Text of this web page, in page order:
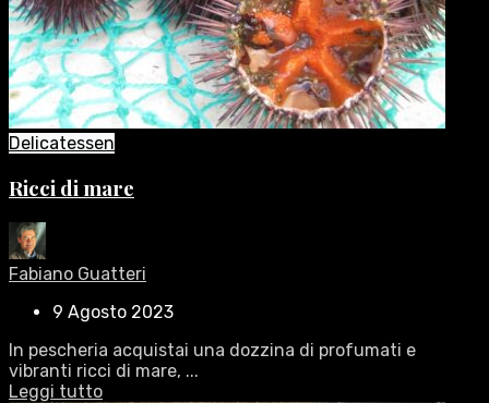
Delicatessen
Ricci di mare
Fabiano Guatteri
9 Agosto 2023
In pescheria acquistai una dozzina di profumati e
vibranti ricci di mare, ...
Leggi tutto